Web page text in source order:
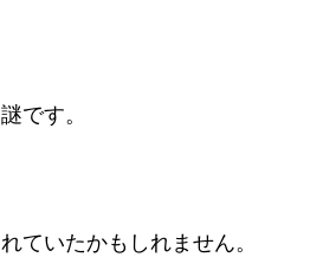
です。
ていたかもしれません。